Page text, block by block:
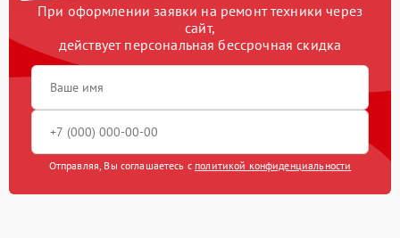
При оформлении заявки на ремонт техники через
сайт,
действует персональная бессрочная скидка
Отправляя, Вы соглашаетесь с политикой конфиденциальности